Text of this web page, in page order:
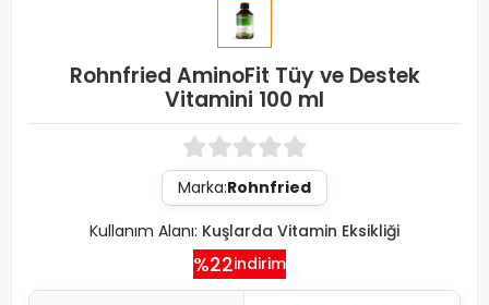
Rohnfried AminoFit Tüy ve Destek
Vitamini 100 ml
Marka:Rohnfried
Kullanım Alanı: Kuşlarda Vitamin Eksikliği
%22indirim